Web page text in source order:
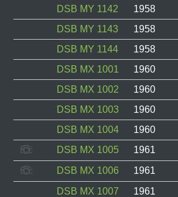
DSB MY 1142
1958
DSB MY 1143
1958
DSB MY 1144
1958
DSB MX 1001
1960
DSB MX 1002
1960
DSB MX 1003
1960
DSB MX 1004
1960
DSB MX 1005
1961
DSB MX 1006
1961
DSB MX 1007
1961